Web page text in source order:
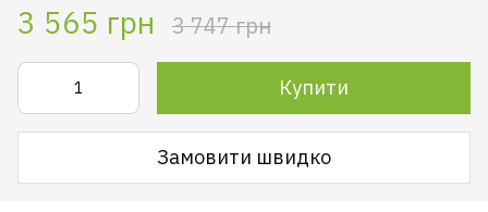
3 565 грн 3 747 грн
Купити
Замовити швидко